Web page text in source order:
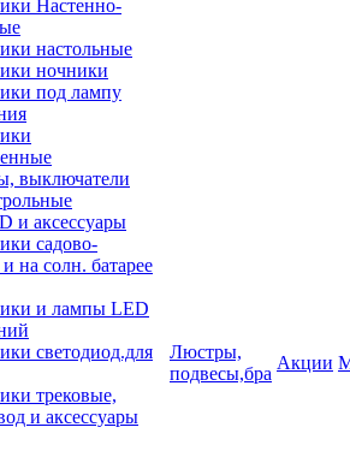
Настенно-
настольные
ночники
под лампу
выключатели
и аксессуары
садово-
на солн. батарее
и лампы LED
светодиод.для
трековые,
и аксессуары
Люстры,
подвесы,бра
Акции